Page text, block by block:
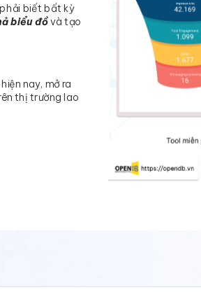
biết bất kỳ
biểu đồvà tạo
nay, mở ra
thị trường lao